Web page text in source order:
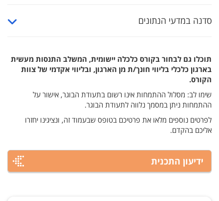
סדנה במדעי הנתונים
תוכלו גם לבחור בקורס כלכלה יישומית, המשלב התנסות מעשית
בארגון כלכלי בליווי חונך/ת מן הארגון, ובליווי אקדמי של צוות
הקורס.
שימו לב: מסלול ההתמחות אינו רשום בתעודת הבוגר, אישור על
ההתמחות ניתן במסמך נלווה לתעודת הבוגר.
לפרטים נוספים מלאו את פרטיכם בטופס שבעמוד זה, ונציגינו יחזרו
אליכם בהקדם.
ידיעון התכנית